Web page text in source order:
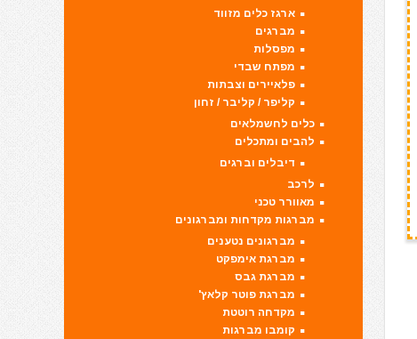
ארגז כלים מזווד
מברגים
מפסלות
מפתח שבדי
פלאיירים וצבתות
קליפר / קליבר / זחון
כלים לחשמלאים
להבים ומתכלים
דיבלים וברגים
לרכב
מאוורר טכני
מברגות מקדחות ומברגונים
מברגונים נטענים
מברגת אימפקט
מברגת גבס
מברגת פוטר קלאץ'
מקדחה רוטטת
קומבו מברגות